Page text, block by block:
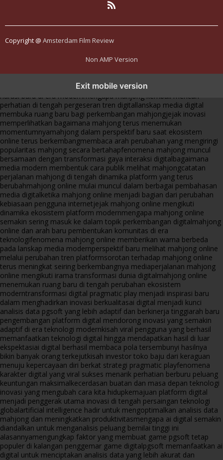
Copyright @ Amsterdam Film Review
Non AMP Version
Exit mobile version
dari komunitas hingga platform mahjong membangun
narasi baru di era modernmengapa mahjong kembali mencuri
perhatian di tengah pergeseran tren digitallanskap media digital
membuka ruang baru bagi perkembangan mahjongjejak inovasi
memperlihatkan bagaimana mahjong terus menemukan
momentumnyamahjong dalam perspektif baru saat ekosistem
online terus berkembangmembaca arah perubahan yang mengiringi
popularitas mahjong secara bertahapfenomena mahjong muncul
bersamaan dengan transformasi gaya interaksi digitalbagaimana
media modern membentuk cara publik melihat mahjongcatatan
perjalanan mahjong di tengah dinamika platform yang terus
berubahmahjong online mulai muncul dalam berbagai pembahasan
media digitalketika mahjong online menjadi bagian dari perubahan
kebiasaan pengguna internetjejak mahjong online mengikuti
dinamika ekosistem platform modernmengapa mahjong online
semakin sering masuk ke dalam topik perkembangan digitalmahjong
online dan arah baru pembentukan komunitas di era
teknologifenomena mahjong online memberikan warna berbeda
pada lanskap media modernperspektif baru melihat mahjong online
melalui perubahan tren platformsorotan terhadap mahjong online
terus meningkat seiring berkembangnya mediaperjalanan mahjong
online mengikuti irama transformasi dunia digitalmahjong online
menemukan ruang baru di tengah perubahan ekosistem
moderntransformasi digital pragmatic play menjadi inspirasi baru
dalam menghadirkan inovasi berkualitasai digital menjadi kunci
analisis data pgsoft yang lebih adaptif dan berkinerja tinggiarah baru
pengembangan platform digital mendorong inovasi yang semakin
adaptif di era teknologi modernkisah viral pengguna yang berhasil
memanfaatkan teknologi digital hingga mendapatkan hasil di luar
ekspektasiai digital berhasil membaca pola tersembunyi hasilnya
bikin banyak orang terkejutkisah investor toko baju dari keraguan
menuju kepercayaan diri berkat strategi pragmatic playfenomena
karakter digital yang viral sukses menarik perhatian berburu peluang
keuntungan maksimalkecerdasan buatan dan masa depan teknologi
inovasi yang mengubah cara kita hidupkemajuan platform digital
menjadi penggerak utama inovasi di tengah persaingan teknologi
globalartificial intelligence hadir untuk mengoptimalkan analisis data
mahjong dan meningkatkan produktivitasmengapa ai digital semakin
diandalkan untuk menganalisis peluang bernilai tinggi ini
alasannyamengungkap faktor yang membuat game pgsoft tetap
populer di kalangan penggemar game digitalpgsoft memanfaatkan ai
digital untuk menciptakan analisis data yang lebih akurat dan